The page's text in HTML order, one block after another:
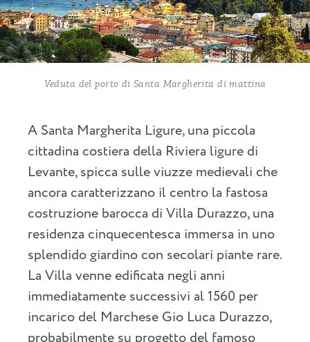
Veduta del porto di Santa Margherita di mattina
A Santa Margherita Ligure, una piccola
cittadina costiera della Riviera ligure di
Levante, spicca sulle viuzze medievali che
ancora caratterizzano il centro la fastosa
costruzione barocca di Villa Durazzo, una
residenza cinquecentesca immersa in uno
splendido giardino con secolari piante rare.
La Villa venne edificata negli anni
immediatamente successivi al 1560 per
incarico del Marchese Gio Luca Durazzo,